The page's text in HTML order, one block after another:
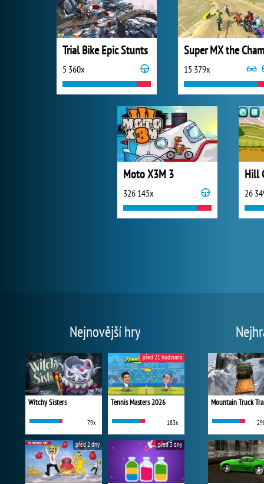
Trial Bike Epic Stunts
5 360x 15 379x
Moto X3M 3
326 145x
Hill
26
Nejnovější hry
Witchy Sisters
79x
Tennis Masters 2026
183x
před 21 hodinami
před 2 dny před 3 dny
Mountain Truck